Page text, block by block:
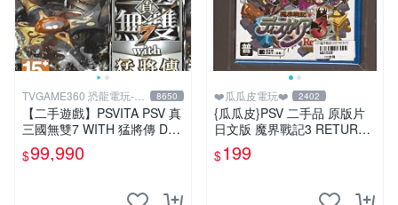
TVGAME360 恐龍電玩-台
中店
8650
【二手遊戲】PSVITA PSV 真
三國無雙7 WITH 猛將傳 DYN
ASTY WARRIORS 8 中文版
台中
$99,990
❤️瓜瓜皮電玩❤️ 2402
{瓜瓜皮}PSV 二手品 原版片
日文版 魔界戰記3 RETURN
(遊戲都有回收)
$199